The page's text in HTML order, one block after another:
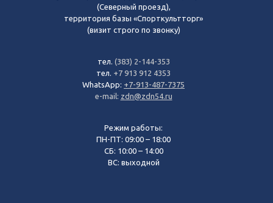
(Северный проезд),
территория базы «Спорткультторг»
(визит строго по звонку)
тел. (383) 2-144-353
тел. +7 913 912 4353
WhatsApp: +7-913-487-7375
e-mail: zdn@zdn54.ru
Режим работы:
ПН-ПТ: 09:00 – 18:00
СБ: 10:00 – 14:00
ВС: выходной